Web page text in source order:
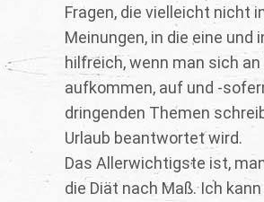
Fragen, die vielleicht nicht
Meinungen, in die eine und
hilfreich, wenn man sich
aufkommen, auf und -
dringenden Themen
Urlaub beantwortet wird.
Das Allerwichtigste ist,
die Diät nach Maß. Ich